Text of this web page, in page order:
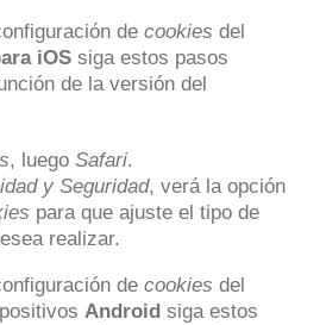
de cookies del
iOS siga estos pasos
de la versión del
, luego Safari.
y Seguridad, verá la opción
para que ajuste el tipo de
realizar.
de cookies del
Android siga estos